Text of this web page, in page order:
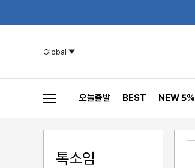
Global
오늘출발 BEST NEW 5%
톡소임